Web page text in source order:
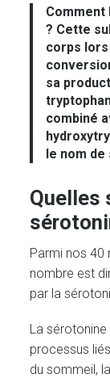
? Cette
corps lors
sa
combiné
le nom
Quelles
Parmi nos 40
nombre est
par la
La
processus
du sommeil,